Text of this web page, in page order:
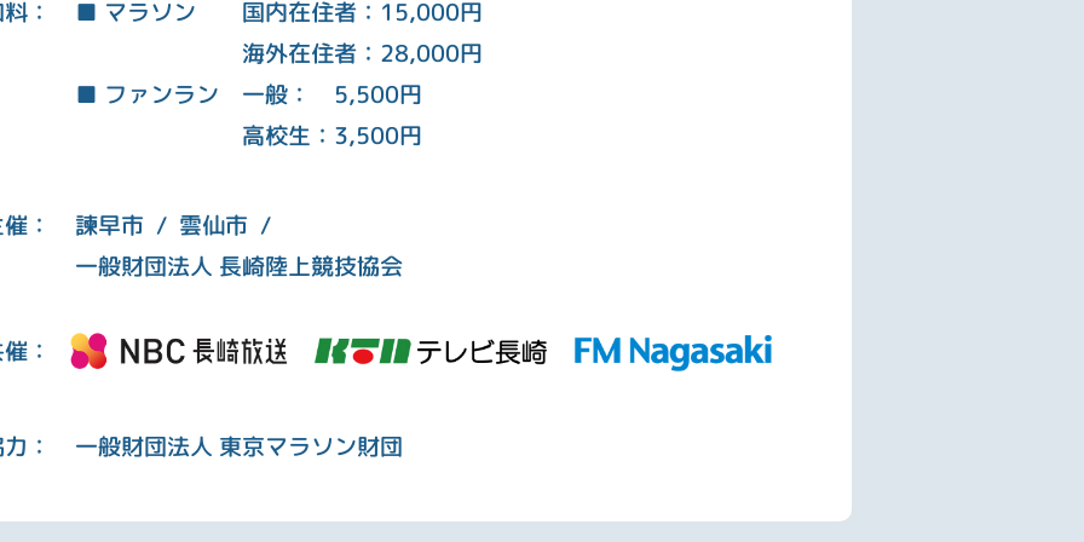
： ■ マラソン 国内在住者：15,000円
海外在住者：28,000円
■ ファンラン 一般： 5,500円
高校生：3,500円
： 諫早市 / 雲仙市 /
一般財団法人 長崎陸上競技協会
：
： 一般財団法人 東京マラソン財団